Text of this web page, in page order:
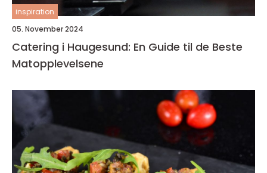
inspiration
05. November 2024
Catering i Haugesund: En Guide til de Beste
Matopplevelsene